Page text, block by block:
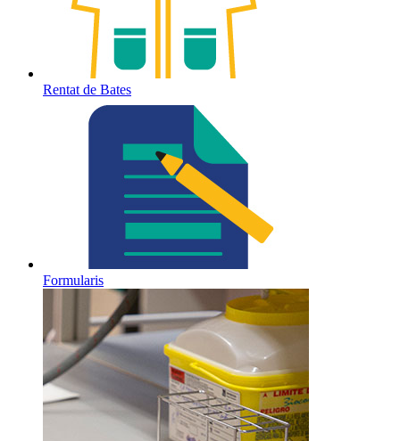
Rentat de Bates
Formularis